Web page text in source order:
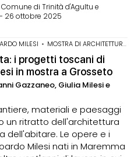
di Trinità d'Agultu e
26 ottobre 2025
MILESI • MOSTRA DI ARCHITETTURA
i progetti toscani di
in mostra a Grosseto
Gazzaneo, Giulia Milesi e
materiali e paesaggi
un ritratto dell'architettura
dell'abitare. Le opere e i
Milesi nati in Maremma